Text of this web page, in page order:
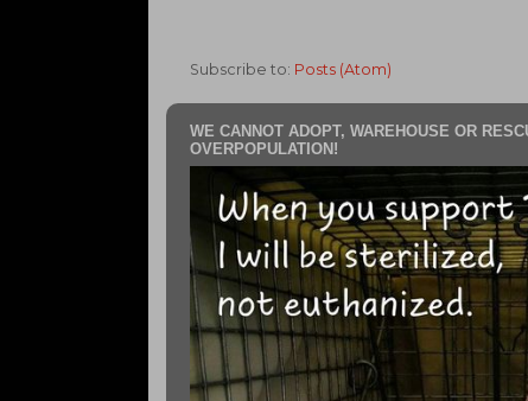
Subscribe to: Posts (Atom)
WE CANNOT ADOPT, WAREHOUSE OR
OVERPOPULATION!